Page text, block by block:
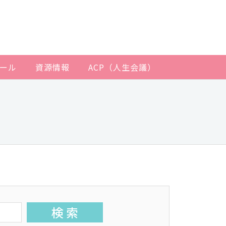
ル 資源情報 ACP（人生会議）